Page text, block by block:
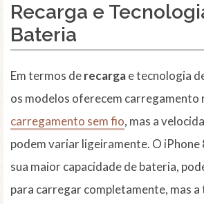
Recarga e
Bateria
Em termos derecargae tecnologia
os modelos oferecem carregamento
carregamento sem fio, mas a
podem variar ligeiramente. O iPhone
sua maior capacidade de bateria,
para carregar completamente, mas